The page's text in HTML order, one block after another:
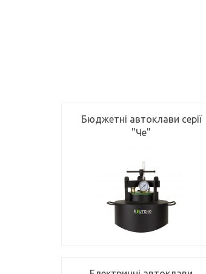
Бюджетні автоклави серії
"Че"